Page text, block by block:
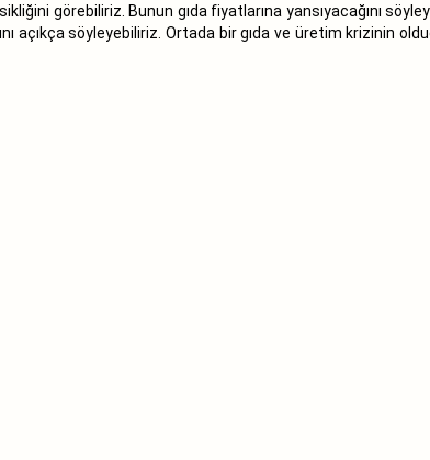
görebiliriz. Bunun gıda fiyatlarına yansıyacağını
söyleyebiliriz. Ortada bir gıda ve üretim krizinin